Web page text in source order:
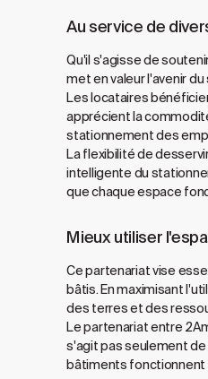
Au service de
Qu'il s'agisse de
met en valeur l'avenir
Les locataires
apprécient la
stationnement des
La flexibilité de
intelligente du
que chaque espace
Mieux utiliser
Ce partenariat vise
bâtis. En maximisant
des terres et des
Le partenariat entre
s'agit pas seulement
bâtiments fonctionnent